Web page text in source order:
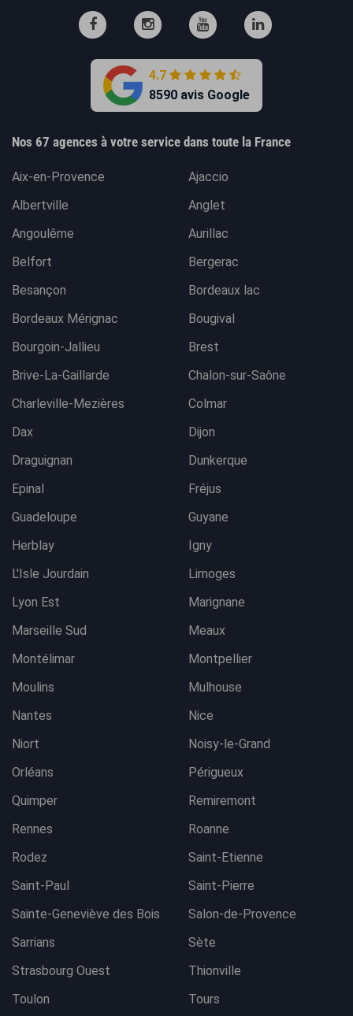
4.7
8590 avis Google
Nos 67 agences à votre service dans toute la France
Aix-en-Provence
Ajaccio
Albertville
Anglet
Angoulême
Aurillac
Belfort
Bergerac
Besançon
Bordeaux lac
Bordeaux Mérignac
Bougival
Bourgoin-Jallieu
Brest
Brive-La-Gaillarde
Chalon-sur-Saône
Charleville-Mezières
Colmar
Dax
Dijon
Draguignan
Dunkerque
Epinal
Fréjus
Guadeloupe
Guyane
Herblay
Igny
L'Isle Jourdain
Limoges
Lyon Est
Marignane
Marseille Sud
Meaux
Montélimar
Montpellier
Moulins
Mulhouse
Nantes
Nice
Niort
Noisy-le-Grand
Orléans
Périgueux
Quimper
Remiremont
Rennes
Roanne
Rodez
Saint-Etienne
Saint-Paul
Saint-Pierre
Sainte-Geneviève des Bois
Salon-de-Provence
Sarrians
Sète
Strasbourg Ouest
Thionville
Toulon
Tours